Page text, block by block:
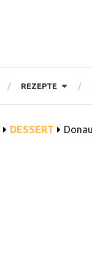
REZEPTE
DESSERT